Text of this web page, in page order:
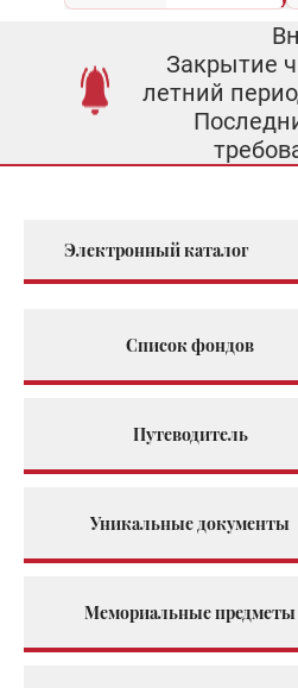
Закрытие
летний
Электронный каталог
Список фондов
Путеводитель
Уникальные документы
Мемориальные предметы